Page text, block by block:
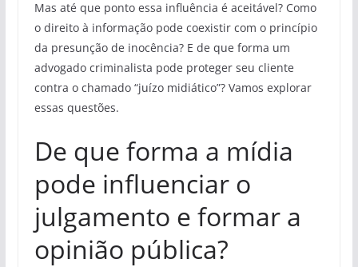
Mas até que ponto essa influência é aceitável? Como
o direito à informação pode coexistir com o princípio
da presunção de inocência? E de que forma um
advogado criminalista pode proteger seu cliente
contra o chamado “juízo midiático”? Vamos explorar
essas questões.
De que forma a mídia
pode influenciar o
julgamento e formar a
opinião pública?